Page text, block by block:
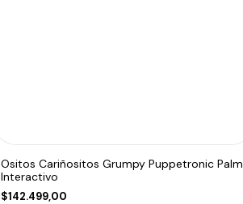
Ositos Cariñositos Grumpy Puppetronic Palm
Interactivo
$142.499,00